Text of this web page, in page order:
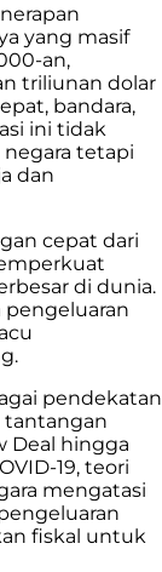
yang masif
an,
triliunan dolar
bandara,
ini tidak
tetapi
dan
cepat dari
di dunia.
pendekatan
tantangan
Deal hingga
19, teori
mengatasi
fiskal untuk